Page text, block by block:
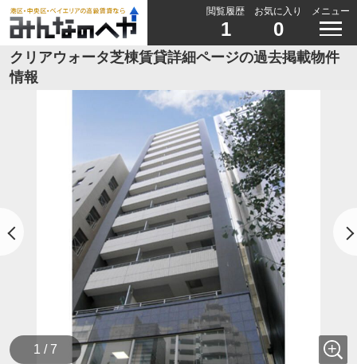
閲覧履歴
1
お気に入り
0
メニュー
クリアウォータ芝棟賃貸詳細ページの過去掲載物件
情報
1 / 7